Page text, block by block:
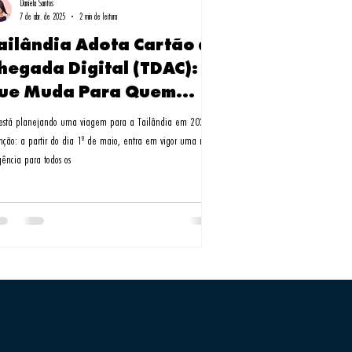
Adota Cartão de
Digital (TDAC): O
Muda Para Quem
a Partir de Maio de
planejando uma viagem para a Tailândia em 2025,
a partir do dia 1º de maio, entra em vigor uma nova
para todos os
Daniela Santos
7 de abr. de 2025
2 min de leitura